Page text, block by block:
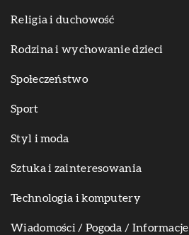
Religia i duchowość
Rodzina i wychowanie dzieci
Społeczeństwo
Sport
Styl i moda
Sztuka i zainteresowania
Technologia i komputery
Wiadomości / Pogoda / Informacje